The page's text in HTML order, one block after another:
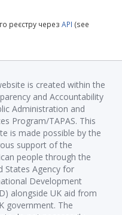
реєстру через API (see
is created within the
and Accountability
Administration and
Program/TAPAS. This
is made possible by the
support of the
people through the
States Agency for
Development
alongside UK aid from
government. The